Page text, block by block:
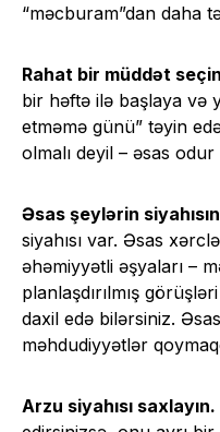
“məcburam”dan daha
Rahat bir müddət
bir həftə ilə başlaya və
etməmə günü” təyin
olmalı deyil – əsas
Əsas şeylərin
siyahısı var. Əsas
əhəmiyyətli əşyaları –
planlaşdırılmış
daxil edə bilərsiniz.
məhdudiyyətlər
Arzu siyahısı saxlayın.